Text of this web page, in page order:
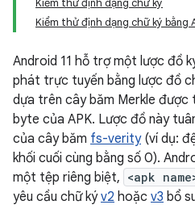
Kiểm thử định dạng chữ ký
Kiểm thử định dạng chữ ký bằng
Android 11 hỗ trợ một lược đồ
phát trực tuyến bằng lược đồ
dựa trên cây băm Merkle
byte của APK. Lược đồ này
của cây băm fs-verity(ví dụ:
khối cuối cùng bằng số 0).
một tệp riêng biệt, <apk
yêu cầu chữ kýv2 hoặc v3 bổ